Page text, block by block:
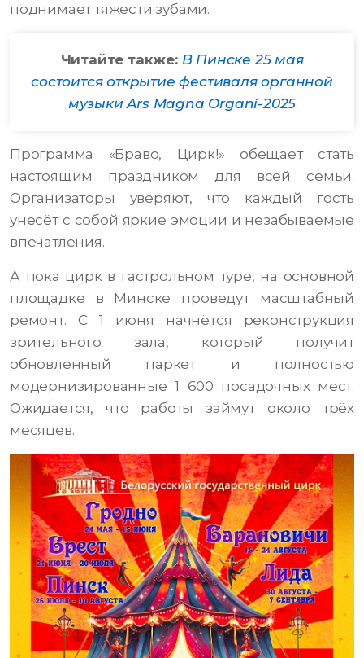
поднимает тяжести зубами.
Читайте также: В Пинске 25 мая
состоится открытие фестиваля органной
музыки Ars Magna Organi-2025
Программа «Браво, Цирк!» обещает стать
настоящим праздником для всей семьи.
Организаторы уверяют, что каждый гость
унесёт с собой яркие эмоции и незабываемые
впечатления.
А пока цирк в гастрольном туре, на основной
площадке в Минске проведут масштабный
ремонт. С 1 июня начнётся реконструкция
зрительного зала, который получит
обновленный паркет и полностью
модернизированные 1 600 посадочных мест.
Ожидается, что работы займут около трёх
месяцев.